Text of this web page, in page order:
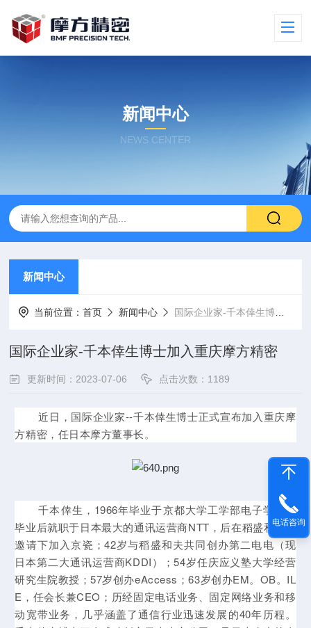
新闻中心
NEWS CENTER
新闻中心
当前位置：首页 新闻中心 国际企业家-千本倖生博士加入重庆摩方精密
国际企业家-千本倖生博士加入重庆摩方精密
更新时间：2023-07-06 点击次数：1189
近日，国际企业家--千本倖生博士正式宣布加入重庆摩
方精密，任日本摩方董事长。
千本倖生，1966年毕业于京都大学工学部电子学科，
毕业后就职于日本最大的通讯运营商NTT，后在稻盛和夫的
邀请下加入京瓷；42岁与稻盛和夫共同创办第二电电（现
日本第二大通讯运营商KDDI）；54岁任庆应义塾大学经营
研究生院教授；57岁创办eAccess；63岁创办EM。OB。IL
E，任会长兼CEO；历经固定电话业务、固定网络业务和移
动宽带业务，几乎涵盖了通信行业迅速发展的40年历程。
电话咨询